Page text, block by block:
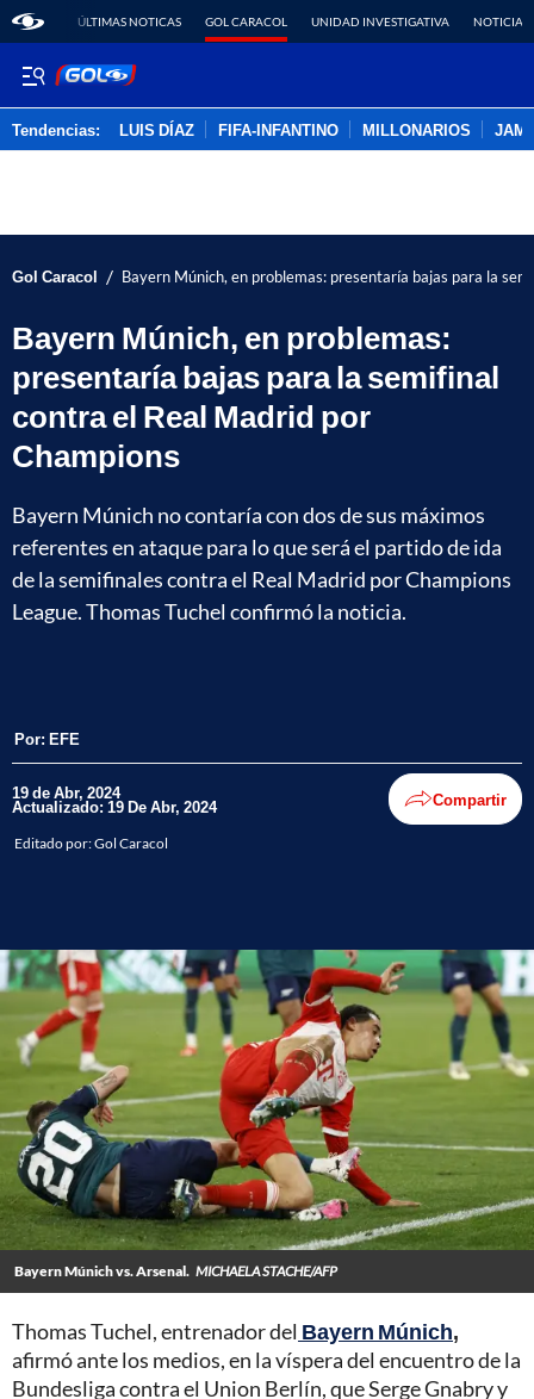
ÚLTIMAS NOTICAS GOL CARACOL UNIDAD INVESTIGATIVA NOTICIAS
Tendencias: LUIS DÍAZ FIFA-INFANTINO MILLONARIOS
Gol Caracol / Bayern Múnich, en problemas: presentaría bajas para la
Bayern Múnich, en problemas:
presentaría bajas para la semifinal
contra el Real Madrid por
Champions
Bayern Múnich no contaría con dos de sus máximos
referentes en ataque para lo que será el partido de ida
de la semifinales contra el Real Madrid por Champions
League. Thomas Tuchel confirmó la noticia.
Por: EFE
19 de Abr, 2024
Actualizado: 19 De Abr, 2024 Compartir
Editado por:Gol Caracol
Bayern Múnich vs. Arsenal. MICHAELA STACHE/AFP
Thomas Tuchel, entrenador del Bayern Múnich,
afirmó ante los medios, en la víspera del encuentro de la
Bundesliga contra el Union Berlín, que Serge Gnabry y